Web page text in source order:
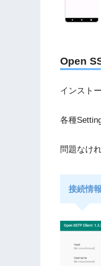
Open
インスト
各種
問題なけ
接続情